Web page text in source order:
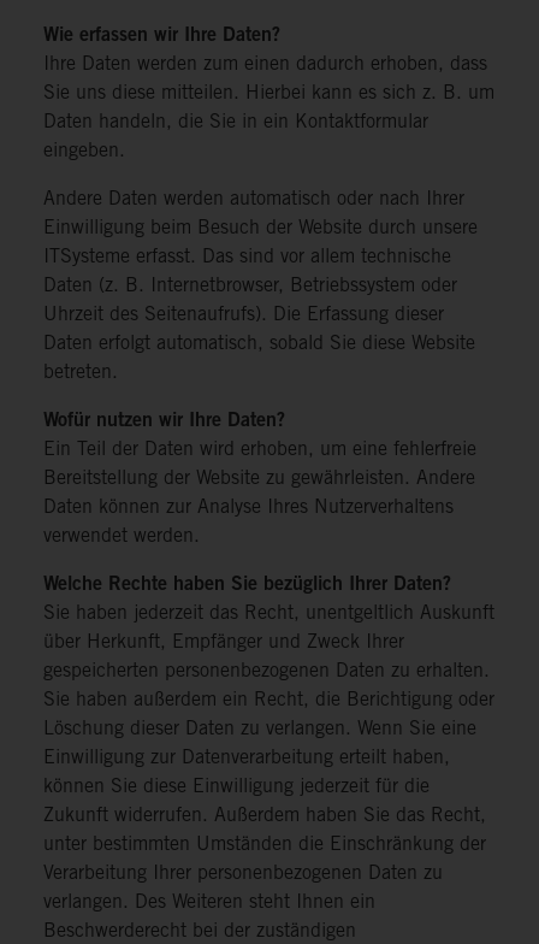
Wie erfassen wir Ihre Daten?
Ihre Daten werden zum einen dadurch erhoben, dass
Sie uns diese mitteilen. Hierbei kann es sich z. B. um
Daten handeln, die Sie in ein Kontaktformular
eingeben.
Andere Daten werden automatisch oder nach Ihrer
Einwilligung beim Besuch der Website durch unsere
ITSysteme erfasst. Das sind vor allem technische
Daten (z. B. Internetbrowser, Betriebssystem oder
Uhrzeit des Seitenaufrufs). Die Erfassung dieser
Daten erfolgt automatisch, sobald Sie diese Website
betreten.
Wofür nutzen wir Ihre Daten?
Ein Teil der Daten wird erhoben, um eine fehlerfreie
Bereitstellung der Website zu gewährleisten. Andere
Daten können zur Analyse Ihres Nutzerverhaltens
verwendet werden.
Welche Rechte haben Sie bezüglich Ihrer Daten?
Sie haben jederzeit das Recht, unentgeltlich Auskunft
über Herkunft, Empfänger und Zweck Ihrer
gespeicherten personenbezogenen Daten zu erhalten.
Sie haben außerdem ein Recht, die Berichtigung oder
Löschung dieser Daten zu verlangen. Wenn Sie eine
Einwilligung zur Datenverarbeitung erteilt haben,
können Sie diese Einwilligung jederzeit für die
Zukunft widerrufen. Außerdem haben Sie das Recht,
unter bestimmten Umständen die Einschränkung der
Verarbeitung Ihrer personenbezogenen Daten zu
verlangen. Des Weiteren steht Ihnen ein
Beschwerderecht bei der zuständigen